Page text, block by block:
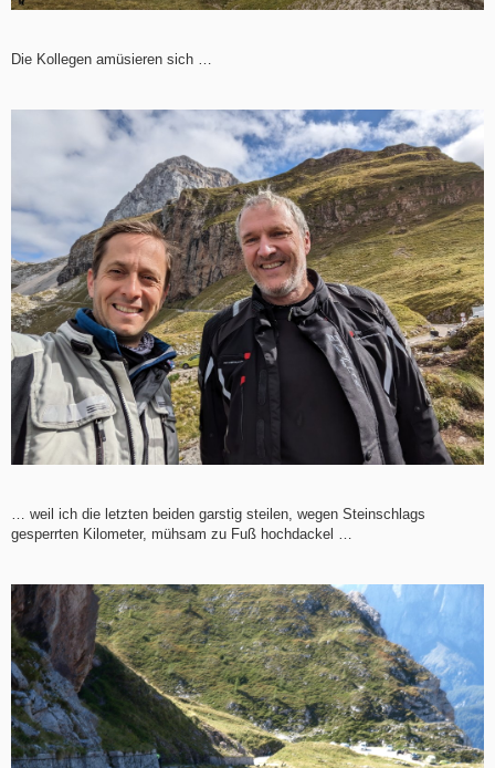
Die Kollegen amüsieren sich …
… weil ich die letzten beiden garstig steilen, wegen Steinschlags
gesperrten Kilometer, mühsam zu Fuß hochdackel …